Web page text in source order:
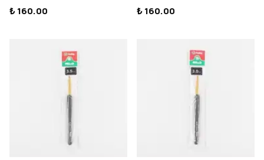
₺ 160.00 ₺ 160.00